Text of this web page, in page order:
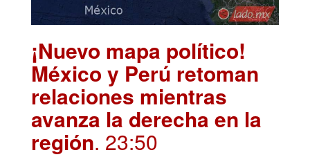
¡Nuevo mapa político!
México y Perú retoman
relaciones mientras
avanza la derecha en la
región. 23:50